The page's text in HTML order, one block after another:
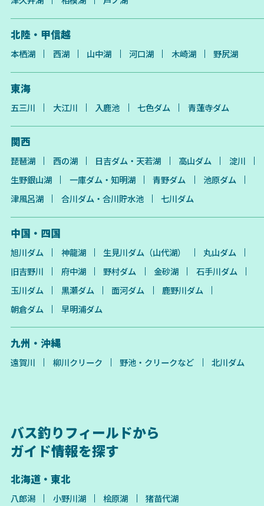
北陸・甲信越
本栖湖 西湖 山中湖 河口湖 木崎湖 野尻湖
東海
五三川 大江川 入鹿池 七色ダム 青蓮寺ダム
関西
琵琶湖 西の湖 日吉ダム・天若湖 高山ダム
淀川
生野銀山湖
一庫ダム・知明湖 青野ダム
池原ダム
津風呂湖
合川ダム・合川貯水池 七川ダム
中国・四国
旭川ダム 神龍湖 生見川ダム（山代湖）
丸山ダム
旧吉野川
府中湖 野村ダム 金砂湖
石手川ダム
玉川ダム
黒瀬ダム 面河ダム
鹿野川ダム
朝倉ダム
早明浦ダム
九州・沖縄
遠賀川 柳川クリーク 野池・クリークなど 北川ダム
バス釣りフィールドから
ガイド情報を探す
北海道・東北
八郎潟 小野川湖 桧原湖 猪苗代湖